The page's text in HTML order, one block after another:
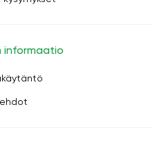
informaatio